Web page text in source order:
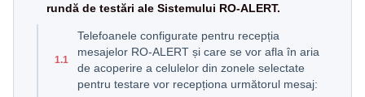
rundă de testări ale Sistemului RO-ALERT.
1.1
Telefoanele configurate pentru recepția
mesajelor RO-ALERT și care se vor afla în aria
de acoperire a celulelor din zonele selectate
pentru testare vor recepționa următorul mesaj: